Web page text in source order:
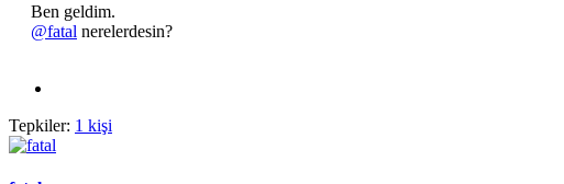
Ben geldim.
@fatal nerelerdesin?​
Tepkiler: 1 kişi